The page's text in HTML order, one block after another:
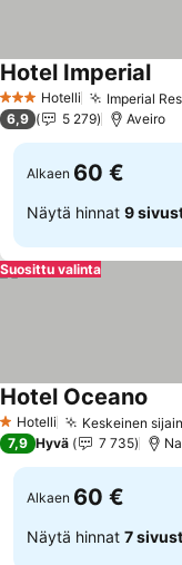
3 Tähtiluokitus
Hotelli Imperial
Hotel Imperial
6,9 5 279 Aveiro
Alkaen 60 €
Näytä hinnat 9
Suosittu valinta
1 Tähtiluokitus
Hotelli Keskeinen
Hotel Oceano
7,9 Hyvä 7 735
Alkaen 60 €
Näytä hinnat 7